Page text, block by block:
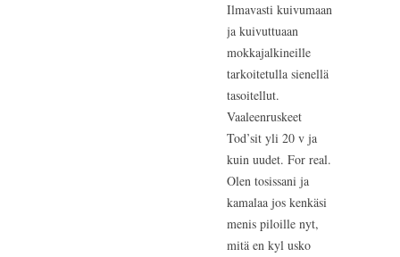
Ilmavasti kuivumaan
ja kuivuttuaan
mokkajalkineille
tarkoitetulla sienellä
tasoitellut.
Vaaleenruskeet
Tod’sit yli 20 v ja
kuin uudet. For real.
Olen tosissani ja
kamalaa jos kenkäsi
menis piloille nyt,
mitä en kyl usko